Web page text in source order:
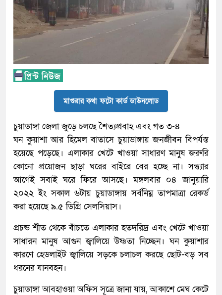
মাগুরার কথা ফটো কার্ড ডাউনলোড
চুয়াডাঙ্গা জেলা জুড়ে চলছে শৈত্যপ্রবাহ এবং গত ৩-৪
ঘন কুয়াশা আর হিমেল বাতাসে চুয়াডাঙ্গায় জনজীবন বিপর্যস্ত
হয়েছে পড়েছে। এলাকার খেটে খাওয়া সাধারণ মানুষ জরুরি
কোনো প্রয়োজন ছাড়া ঘরের বাইরে বের হচ্ছে না। সন্ধ্যার
আগেই সবাই ঘরে ফিরে আসছে। মঙ্গলবার ০৪ জানুয়ারি
২০২২ ইং সকাল ৬টায় চুয়াডাঙ্গায় সর্বনিম্ন তাপমাত্রা রেকর্ড
করা হয়েছে ৯.৫ ডিগ্রি সেলসিয়াস।
প্রচন্ড শীত থেকে বাঁচতে এলাকার হতদরিদ্র এবং খেটে খাওয়া
সাধারন মানুষ আগুন জ্বালিয়ে উষ্ণতা নিচ্ছেন। ঘন কুয়াশার
কারণে হেডলাইট জ্বালিয়ে সড়কে চলাচল করছে ছোট-বড় সব
ধরনের যানবহন।
চুয়াডাঙ্গা আবহাওয়া অফিস সূত্রে জানা যায়, আকাশে মেঘ কেটে